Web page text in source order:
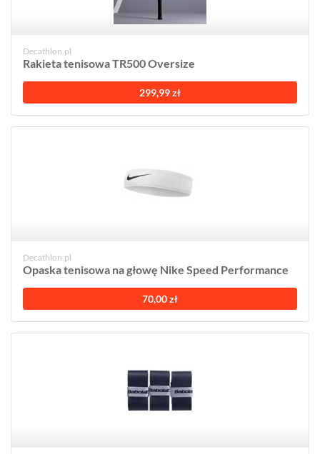
Decathlon.pl
Rakieta tenisowa TR500 Oversize
299,99 zł
Decathlon.pl
Opaska tenisowa na głowę Nike Speed Performance
70,00 zł